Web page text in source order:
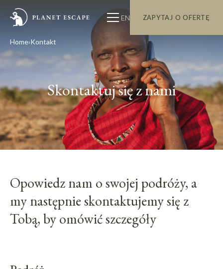
EN ZAPYTAJ O OFERTĘ
Home Kontakt
Skontaktuj się z nami
Opowiedz nam o swojej podróży, a
my następnie skontaktujemy się z
Tobą, by omówić szczegóły